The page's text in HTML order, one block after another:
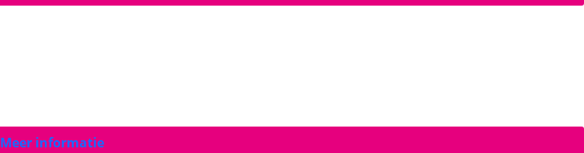
Meer informatie